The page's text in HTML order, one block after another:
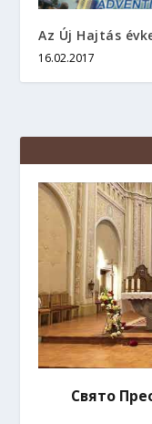
Az Új Hajtás
16.02.2017
Свято